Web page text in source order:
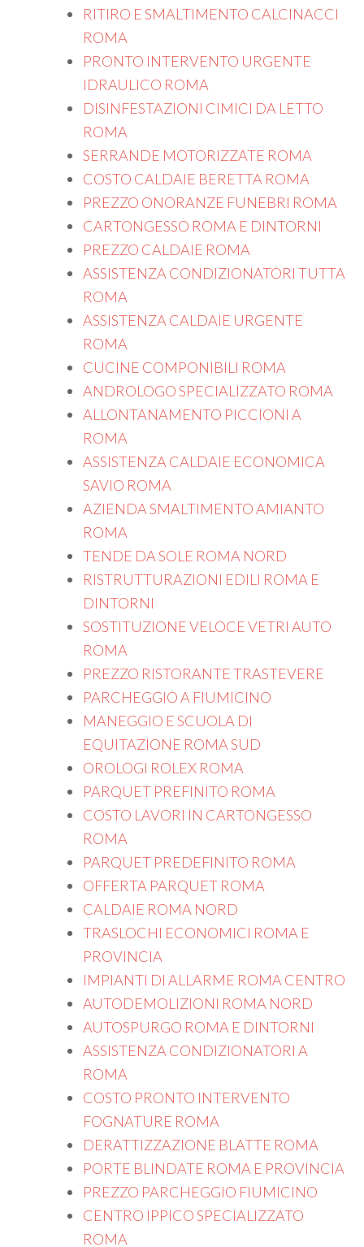
RITIRO E SMALTIMENTO CALCINACCI
ROMA
PRONTO INTERVENTO URGENTE
IDRAULICO ROMA
DISINFESTAZIONI CIMICI DA LETTO
ROMA
SERRANDE MOTORIZZATE ROMA
COSTO CALDAIE BERETTA ROMA
PREZZO ONORANZE FUNEBRI ROMA
CARTONGESSO ROMA E DINTORNI
PREZZO CALDAIE ROMA
ASSISTENZA CONDIZIONATORI TUTTA
ROMA
ASSISTENZA CALDAIE URGENTE
ROMA
CUCINE COMPONIBILI ROMA
ANDROLOGO SPECIALIZZATO ROMA
ALLONTANAMENTO PICCIONI A
ROMA
ASSISTENZA CALDAIE ECONOMICA
SAVIO ROMA
AZIENDA SMALTIMENTO AMIANTO
ROMA
TENDE DA SOLE ROMA NORD
RISTRUTTURAZIONI EDILI ROMA E
DINTORNI
SOSTITUZIONE VELOCE VETRI AUTO
ROMA
PREZZO RISTORANTE TRASTEVERE
PARCHEGGIO A FIUMICINO
MANEGGIO E SCUOLA DI
EQUITAZIONE ROMA SUD
OROLOGI ROLEX ROMA
PARQUET PREFINITO ROMA
COSTO LAVORI IN CARTONGESSO
ROMA
PARQUET PREDEFINITO ROMA
OFFERTA PARQUET ROMA
CALDAIE ROMA NORD
TRASLOCHI ECONOMICI ROMA E
PROVINCIA
IMPIANTI DI ALLARME ROMA CENTRO
AUTODEMOLIZIONI ROMA NORD
AUTOSPURGO ROMA E DINTORNI
ASSISTENZA CONDIZIONATORI A
ROMA
COSTO PRONTO INTERVENTO
FOGNATURE ROMA
DERATTIZZAZIONE BLATTE ROMA
PORTE BLINDATE ROMA E PROVINCIA
PREZZO PARCHEGGIO FIUMICINO
CENTRO IPPICO SPECIALIZZATO
ROMA